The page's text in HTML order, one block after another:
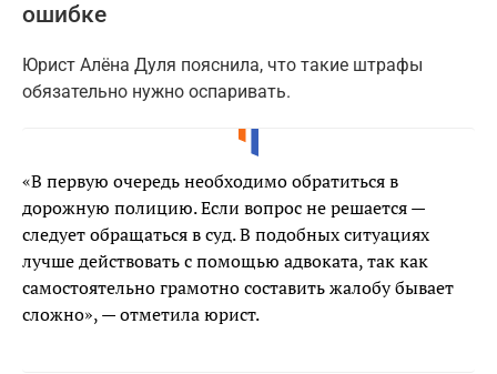
ошибке
Юрист Алёна Дуля пояснила, что такие штрафы
обязательно нужно оспаривать.
«В первую очередь необходимо обратиться в
дорожную полицию. Если вопрос не решается —
следует обращаться в суд. В подобных ситуациях
лучше действовать с помощью адвоката, так как
самостоятельно грамотно составить жалобу бывает
сложно», — отметила юрист.